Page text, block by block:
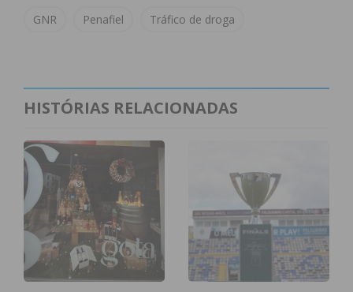
produto estupefaciente.
Subscreva a newsletter do
Assine nossa newsletter por e-mail e
obtenha de forma regular a informação
atualizada.
GNR Penafiel Tráfico de droga
HISTÓRIAS RELACIONADAS